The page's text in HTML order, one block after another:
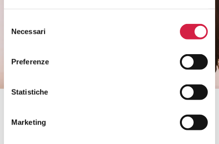
delNecessari
Preferenze
Statistiche
Marketing
CLICCA QUI